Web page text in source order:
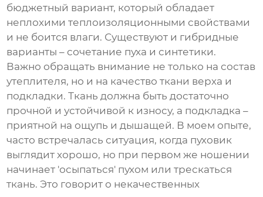
бюджетный вариант, который обладает
неплохими теплоизоляционными свойствами
и не боится влаги. Существуют и гибридные
варианты – сочетание пуха и синтетики.
Важно обращать внимание не только на состав
утеплителя, но и на качество ткани верха и
подкладки. Ткань должна быть достаточно
прочной и устойчивой к износу, а подкладка –
приятной на ощупь и дышащей. В моем опыте,
часто встречалась ситуация, когда пуховик
выглядит хорошо, но при первом же ношении
начинает 'осыпаться' пухом или трескаться
ткань. Это говорит о некачественных